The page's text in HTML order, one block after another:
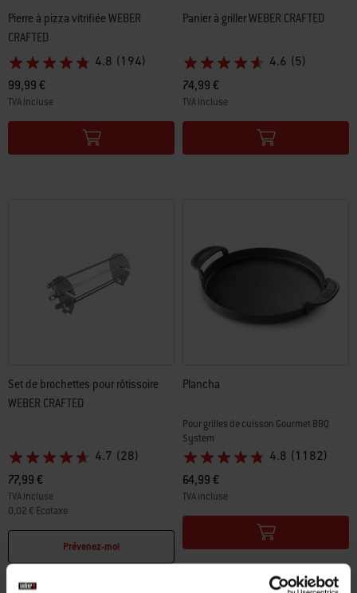
Pierre à pizza vitrifiée WEBER
CRAFTED​
4.8 (194)
99,99 €
TVA incluse
Color Options
Panier à griller WEBER CRAFTED
4.6 (5)
74,99 €
TVA incluse
Color Options
Set de brochettes pour rôtissoire
WEBER CRAFTED​
4.7 (28)
77,99 €
TVA incluse
0,02 € Écotaxe
Color Options
Prévenez-moi
Plancha
Pour grilles de cuisson Gourmet BBQ
System
4.8 (1182)
64,99 €
TVA incluse
Color Options